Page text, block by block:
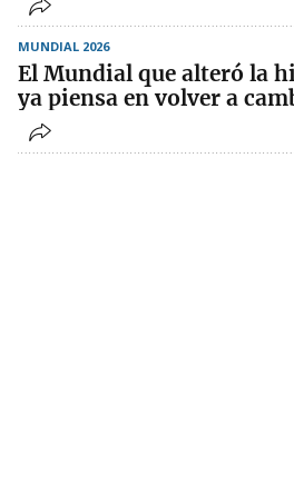
MUNDIAL 2026
El Mundial que alteró la
ya piensa en volver a